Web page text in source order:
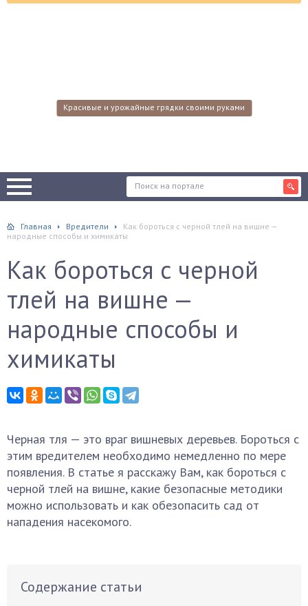
Красивые и урожайные грядки своими руками
Главная Вредители
Как бороться с черной тлей на вишне —
народные способы и химикаты
Как бороться с черной
тлей на вишне —
народные способы и
химикаты
Черная тля — это враг вишневых деревьев. Бороться с
этим вредителем необходимо немедленно по мере
появления. В статье я расскажу Вам, как бороться с
черной тлей на вишне, какие безопасные методики
можно использовать и как обезопасить сад от
нападения насекомого.
Содержание статьи